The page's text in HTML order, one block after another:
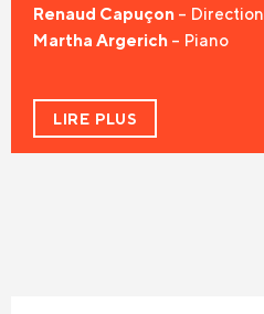
Renaud Capuçon – Direction
Martha Argerich – Piano
LIRE PLUS